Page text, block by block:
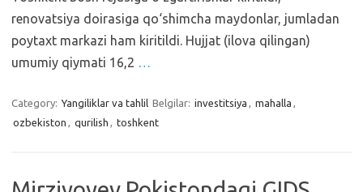
renovatsiya doirasiga qo‘shimcha maydonlar, jumladan
poytaxt markazi ham kiritildi. Hujjat (ilova qilingan)
umumiy qiymati 16,2 …
Category: Yangiliklar va tahlil Belgilar: investitsiya , mahalla ,
ozbekiston , qurilish , toshkent